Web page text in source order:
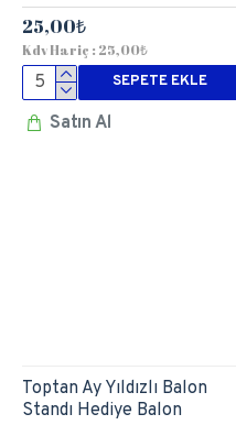
25,00₺
Kdv Hariç : 25,00₺
SEPETE EKLE
Satın Al
Toptan Ay Yıldızlı Balon
Standı Hediye Balon